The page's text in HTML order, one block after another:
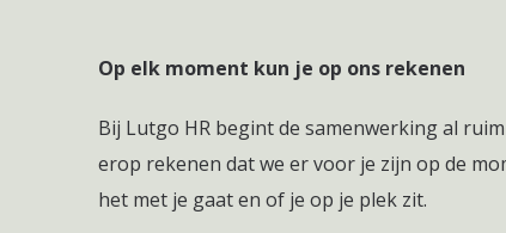
Op elk moment kun je op ons rekenen
Bij Lutgo HR begint de samenwerking al
erop rekenen dat we er voor je zijn op de
het met je gaat en of je op je plek zit.